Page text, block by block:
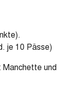
je 10 Pässe)
und